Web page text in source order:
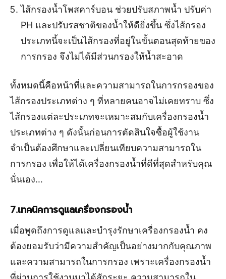
ไส้กรองน้ำโพสคาร์บอน ช่วยปรับสภาพน้ำ ปรับค่า
PH และปรับรสชาติของน้ำให้ดียิ่งขึ้น ซึ่งไส้กรอง
ประเภทนี้จะเป็นไส้กรองที่อยู่ในขั้นตอนสุดท้ายของ
การกรอง จึงไม่ได้มีส่วนกรองให้น้ำสะอาด
ทั้งหมดนี้คือหน้าที่และความสามารถในการกรองของ
ไส้กรองประเภทต่าง ๆ ที่หลายคนอาจไม่เคยทราบ ซึ่ง
ไส้กรองแต่ละประเภทจะเหมาะสมกับเครื่องกรองน้ำ
ประเภทต่าง ๆ ดังนั้นก่อนการตัดสินใจซื้อผู้ใช้งาน
จำเป็นต้องศึกษาและเปลี่ยนเทียบความสามารถใน
การกรอง เพื่อให้ได้เครื่องกรองน้ำที่ดีที่สุดสำหรับคุณ
นั่นเอง…
7.เทคนิคการดูแลเครื่องกรองน้ำ
เมื่อพูดถึงการดูแลและบำรุงรักษาเครื่องกรองน้ำ คง
ต้องยอมรับว่ามีความสำคัญเป็นอย่างมากกับคุณภาพ
และความสามารถในการกรอง เพราะเครื่องกรองน้ำ